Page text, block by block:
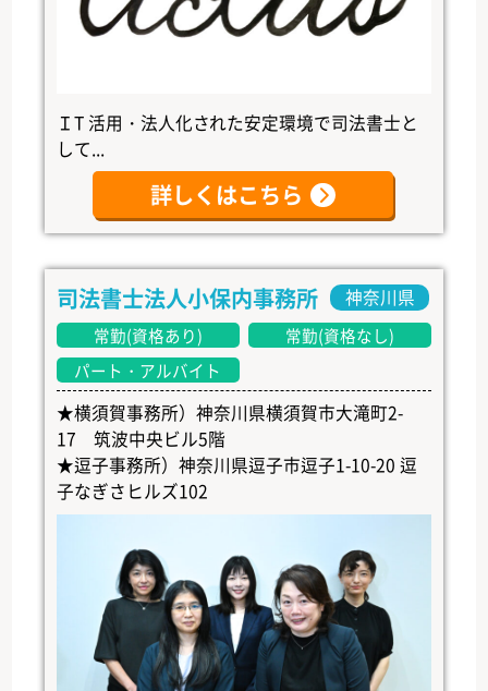
ＩT 活用・法人化された安定環境で司法書士と
して...
詳しくはこちら
司法書士法人小保内事務所 神奈川県
常勤(資格あり)
常勤(資格なし)
パート・アルバイト
★横須賀事務所）神奈川県横須賀市大滝町2-
17 筑波中央ビル5階
★逗子事務所）神奈川県逗子市逗子1-10-20 逗
子なぎさヒルズ102